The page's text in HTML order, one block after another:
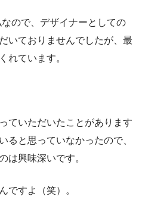
ので、デザイナーとしての
いておりませんでしたが、最
れています。
ていただいたことがあります
ると思っていなかったので、
は興味深いです。
ですよ（笑）。